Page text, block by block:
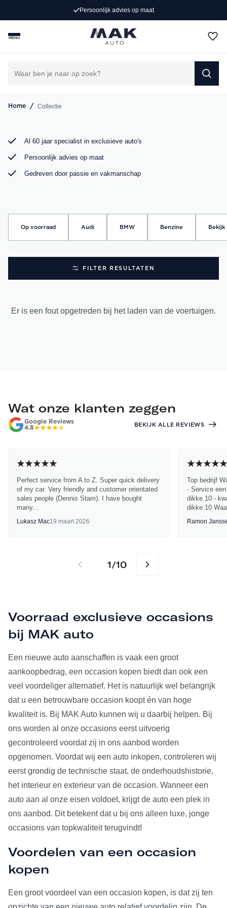
Persoonlijk advies op maat
MENU
Home / Collectie
Exclusieve occasions
Jong gebruikt, grondig gecontroleerd en klaar voor een
nieuw avontuur. Ontdek onze collectie Porsche, Audi,
Al 60 jaar specialist in exclusieve auto's
Persoonlijk advies op maat
Gedreven door passie en vakmanschap
Op voorraad Audi BMW Benzine Bekijk
FILTER RESULTATEN
Er is een fout opgetreden bij het laden van de voertuigen.
Wat onze klanten zeggen
Google Reviews
4.8
BEKIJK ALLE REVIEWS
Perfect service from A to Z. Super quick delivery
of my car. Very friendly and customer orientated
sales people (Dennis Stam). I have bought
many...
Lukasz Mac19 maart 2026
Top bedrijf
- Service
dikke 10 -
dikke 10
Ramon
1/10
Voorraad exclusieve occasions
bij MAK auto
Een nieuwe auto aanschaffen is vaak een groot
aankoopbedrag, een occasion kopen biedt dan ook een
veel voordeliger alternatief. Het is natuurlijk wel belangrijk
dat u een betrouwbare occasion koopt én van hoge
kwaliteit is. Bij MAK Auto kunnen wij u daarbij helpen. Bij
ons worden al onze occasions eerst uitvoerig
gecontroleerd voordat zij in ons aanbod worden
opgenomen. Voordat wij een auto inkopen, controleren wij
eerst grondig de technische staat, de onderhoudshistorie,
het interieur en exterieur van de occasion. Wanneer een
auto aan al onze eisen voldoet, krijgt de auto een plek in
ons aanbod. Dit betekent dat u bij ons alleen luxe, jonge
occasions van topkwaliteit terugvindt!
Voordelen van een occasion
kopen
Een groot voordeel van een occasion kopen, is dat zij ten